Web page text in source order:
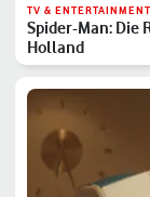
TV & ENTERTAINMENT
Spider-Man: Die
Holland